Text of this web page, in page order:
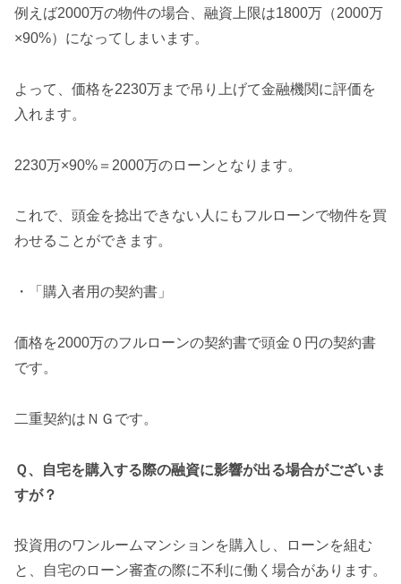
例えば2000万の物件の場合、融資上限は1800万（2000万
×90%）になってしまいます。
よって、価格を2230万まで吊り上げて金融機関に評価を
入れます。
2230万×90%＝2000万のローンとなります。
これで、頭金を捻出できない人にもフルローンで物件を買
わせることができます。
・「購入者用の契約書」
価格を2000万のフルローンの契約書で頭金０円の契約書
です。
二重契約はＮＧです。
Ｑ、自宅を購入する際の融資に影響が出る場合がございま
すが？
投資用のワンルームマンションを購入し、ローンを組む
と、自宅のローン審査の際に不利に働く場合があります。